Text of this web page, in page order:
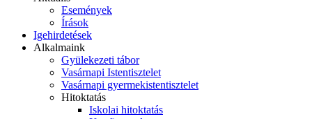
Események
Írások
Igehirdetések
Alkalmaink
Gyülekezeti tábor
Vasárnapi Istentisztelet
Vasárnapi gyermekistentisztelet
Hitoktatás
Iskolai hitoktatás